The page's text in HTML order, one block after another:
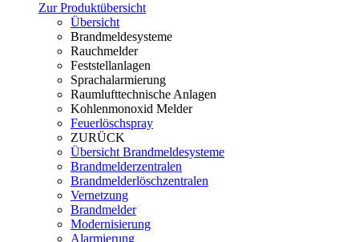
Zur Produktübersicht
Übersicht
Brandmeldesysteme
Rauchmelder
Feststellanlagen
Sprachalarmierung
Raumlufttechnische Anlagen
Kohlenmonoxid Melder
Feuerlöschspray
ZURÜCK
Übersicht Brandmeldesysteme
Brandmelderzentralen
Brandmelderlöschzentralen
Vernetzung
Brandmelder
Modernisierung
Alarmierung